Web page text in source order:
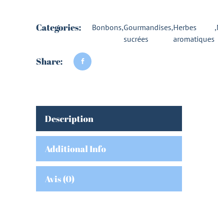
Categories: Bonbons,Gourmandises
sucrées
,Herbes
aromatiques
,
Share:
Description
Additional Info
Avis (0)